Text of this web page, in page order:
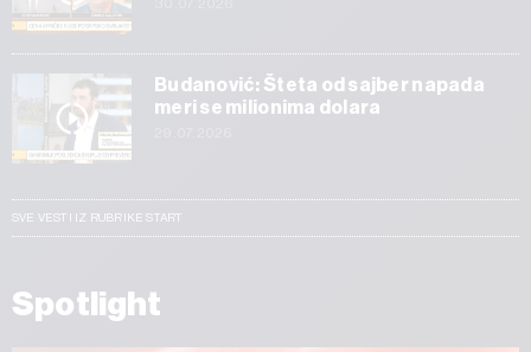
Budanović: Šteta od sajber napada
meri se milionima dolara
SVE VESTI IZ RUBRIKE START
Spotlight